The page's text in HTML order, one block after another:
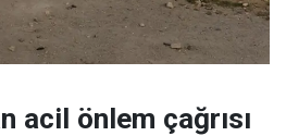
acil önlem çağrısı